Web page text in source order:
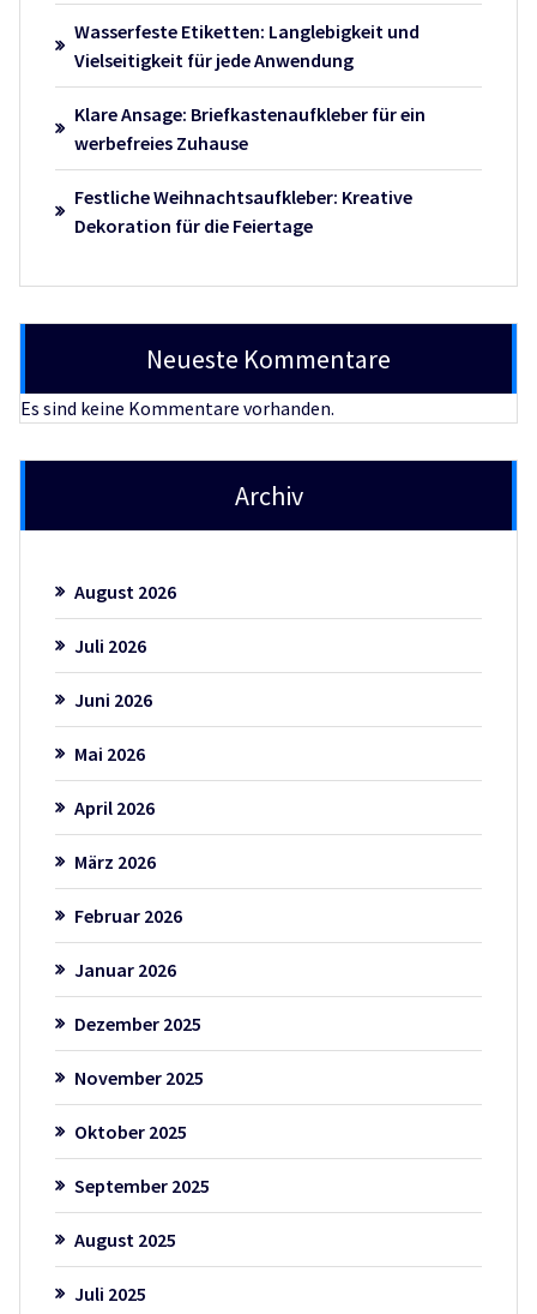
Wasserfeste Etiketten: Langlebigkeit und
Vielseitigkeit für jede Anwendung
Klare Ansage: Briefkastenaufkleber für ein
werbefreies Zuhause
Festliche Weihnachtsaufkleber: Kreative
Dekoration für die Feiertage
Neueste Kommentare
Es sind keine Kommentare vorhanden.
Archiv
August 2026
Juli 2026
Juni 2026
Mai 2026
April 2026
März 2026
Februar 2026
Januar 2026
Dezember 2025
November 2025
Oktober 2025
September 2025
August 2025
Juli 2025